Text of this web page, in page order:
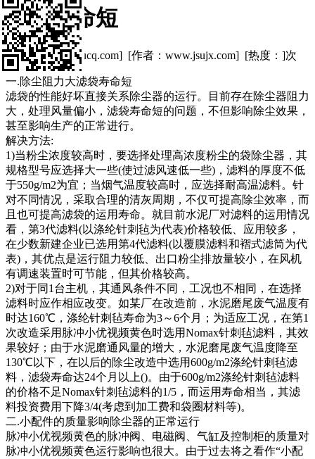
滤袋寿命短
[来源：www.chucq.com] [作者：www.jsujx.com] [热度： ]次
一.除尘阻力大滤袋寿命短
滤袋的性能好坏直接关系除尘器的运行。目前存在除尘器阻力
大，处理风量偏小，滤袋寿命短的问题，不但影响除尘效果，
甚至影响生产的正常进行。
解决方法:
1)当粉尘浓度较高时，要选择处理高浓度粉尘的袋除尘器，其
规格型号应选择大一些(使过滤风速低一些)，滤料的厚度不低
于550g/m2为宜；当烟气温度较高时，应选择耐高温滤料。针
对不同情况，采取合理的清灰周期，不仅可提高除尘效率，而
且也可提高滤袋的运用寿命。就目前水泥厂对滤料的运用情况
看，第3代滤料(以涤纶针刺毡为代表)价格较低、应用较多，
在少数新建企业已选用第4代滤料(以覆膜滤料和褶式滤筒为代
表)，其优点是运行阻力较低、出口粉尘排放量较小，在风机
有调速装置时可节能，但其价格较高。
2)对于同1台主机，其通风条件不同，工况也不相同，在选择
滤料时应作相应改变。如某厂在改造前，水泥磨尾废气温度有
时达160℃，涤纶针刺毡寿命为3～6个月；为适应工况，在第1
次改造采用脉冲小优视频黄色时选用Nomax针刺毡滤料，其效
果较好；由于水泥磨通风量的增大，水泥磨尾废气温度降至
130℃以下，在以后的除尘改造中选用600g/m2涤纶针刺毡滤
料，滤袋寿命达24个月以上()。由于600g/m2涤纶针刺毡滤料
的价格不足Nomax针刺毡滤料的1/5，而运用寿命相当，其滤
料投资费用下降3/4(考虑到加工费和袋圈材料等)。
二.小配件的质量影响除尘器的正常运行
脉冲小优视频黄色的脉冲阀、电磁阀、气缸及控制柜的质量对
脉冲小优视频黄色运行影响也很大。由于过去将之看作“小配